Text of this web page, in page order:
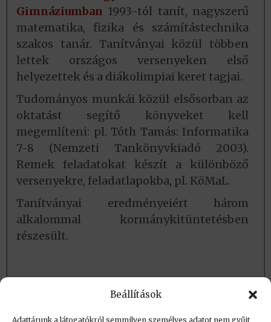
Beállítások
Adattárunk a látogatókról semmilyen személyes adatot nem gyűjt
Gimnáziumban 1993-tól tanít, nagyszerű
matematika, fizika és számítástechnika
szakos tanár. Tanítványai közül többen
lettek országos versenyeken első
helyezettek és a diákolimpiai keret tagjai.
Tudományos munkái közül elsősorban az
oktatást segítő könyveket kell
megemlíteni: pl. Tóth Tamás: Informatika
7-8 (Nemzeti Tankönyvkiadó 2003).
Remek feladatokat készít a különböző
versenyekre, feladatlapokba, pl. KöMaL.
Tanítványai eredményeiért három
alkalommal kormánykitüntetésben
részesült.